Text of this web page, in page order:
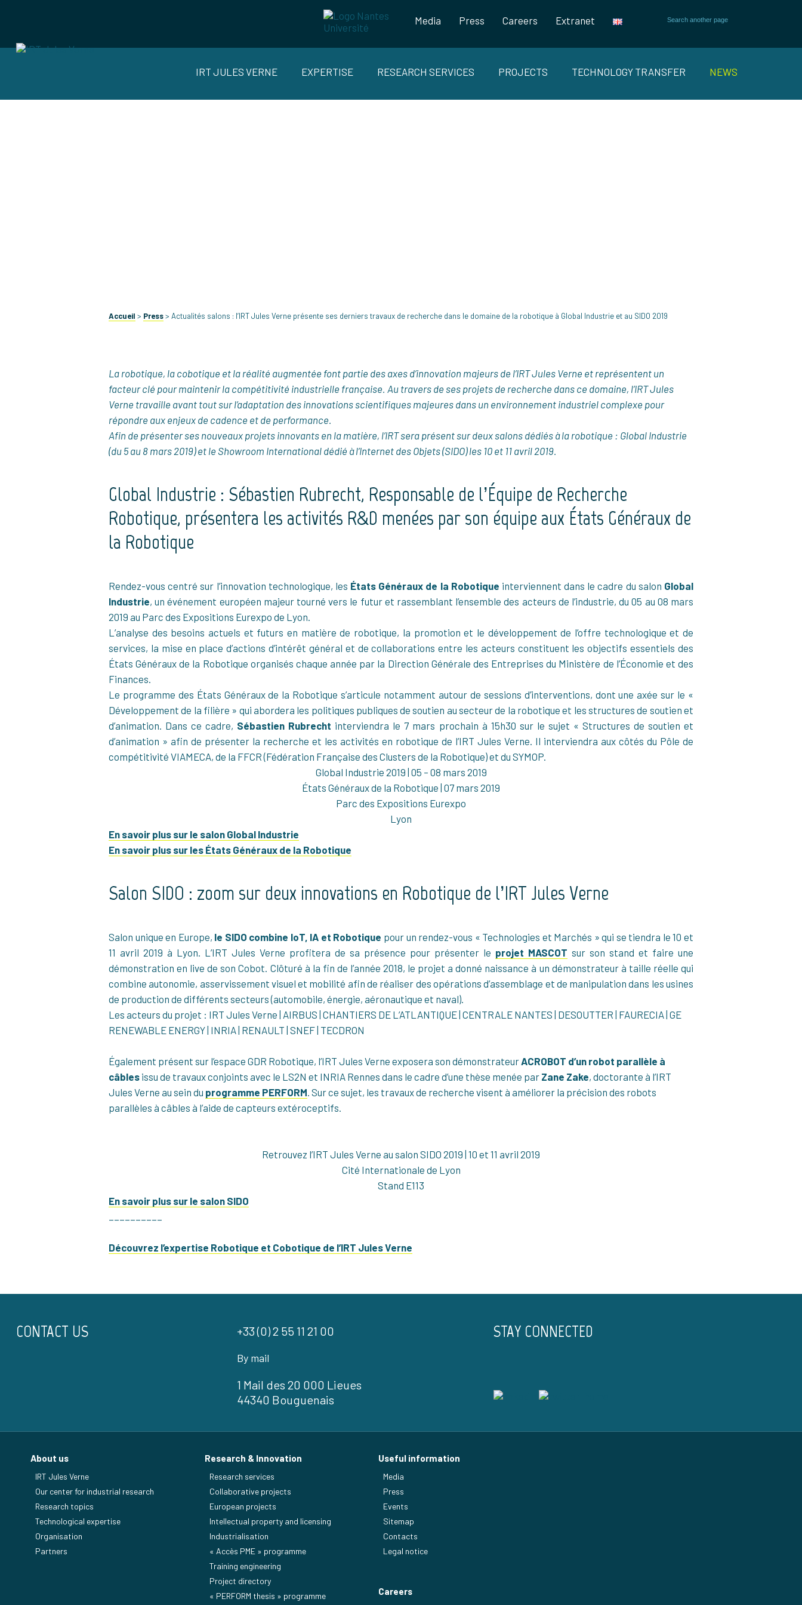
Media Press Careers Extranet
IRT JULES VERNE EXPERTISE RESEARCH SERVICES PROJECTS TECHNOLOGY TRANSFER NEWS
Accueil > Press> Actualités salons : l’IRT Jules Verne présente ses derniers travaux de recherche dans le domaine de la robotique à Global Industrie et au SIDO 2019
La robotique, la cobotique et la réalité augmentée font partie des axes d’innovation majeurs de l’IRT Jules Verne et représentent un
facteur clé pour maintenir la compétitivité industrielle française. Au travers de ses projets de recherche dans ce domaine, l’IRT Jules
Verne travaille avant tout sur l’adaptation des innovations scientifiques majeures dans un environnement industriel complexe pour
répondre aux enjeux de cadence et de performance.
Afin de présenter ses nouveaux projets innovants en la matière, l’IRT sera présent sur deux salons dédiés à la robotique : Global Industrie
(du 5 au 8 mars 2019) et le Showroom International dédié à l’Internet des Objets (SIDO) les 10 et 11 avril 2019.
Global Industrie : Sébastien Rubrecht, Responsable de l’Équipe de Recherche
Robotique, présentera les activités R&D menées par son équipe aux États Généraux de
la Robotique
Rendez-vous centré sur l’innovation technologique, les États Généraux de la Robotique interviennent dans le cadre du salon Global
Industrie, un événement européen majeur tourné vers le futur et rassemblant l’ensemble des acteurs de l’industrie, du 05 au 08 mars
2019 au Parc des Expositions Eurexpo de Lyon.
L’analyse des besoins actuels et futurs en matière de robotique, la promotion et le développement de l’offre technologique et de
services, la mise en place d’actions d’intérêt général et de collaborations entre les acteurs constituent les objectifs essentiels des
États Généraux de la Robotique organisés chaque année par la Direction Générale des Entreprises du Ministère de l’Économie et des
Finances.
Le programme des États Généraux de la Robotique s’articule notamment autour de sessions d’interventions, dont une axée sur le «
Développement de la filière » qui abordera les politiques publiques de soutien au secteur de la robotique et les structures de soutien et
d’animation. Dans ce cadre, Sébastien Rubrecht interviendra le 7 mars prochain à 15h30 sur le sujet « Structures de soutien et
d’animation » afin de présenter la recherche et les activités en robotique de l’IRT Jules Verne. Il interviendra aux côtés du Pôle de
compétitivité VIAMECA, de la FFCR (Fédération Française des Clusters de la Robotique) et du SYMOP.
Global Industrie 2019 | 05 – 08 mars 2019
États Généraux de la Robotique | 07 mars 2019
Parc des Expositions Eurexpo
Lyon
En savoir plus sur le salon Global Industrie
En savoir plus sur les États Généraux de la Robotique
Salon SIDO : zoom sur deux innovations en Robotique de l’IRT Jules Verne
Salon unique en Europe, le SIDO combine IoT, IA et Robotique pour un rendez-vous « Technologies et Marchés » qui se tiendra le 10 et
11 avril 2019 à Lyon. L’IRT Jules Verne profitera de sa présence pour présenter le projet MASCOT sur son stand et faire une
démonstration en live de son Cobot. Clôturé à la fin de l’année 2018, le projet a donné naissance à un démonstrateur à taille réelle qui
combine autonomie, asservissement visuel et mobilité afin de réaliser des opérations d’assemblage et de manipulation dans les usines
de production de différents secteurs (automobile, énergie, aéronautique et naval).
Les acteurs du projet : IRT Jules Verne | AIRBUS | CHANTIERS DE L’ATLANTIQUE | CENTRALE NANTES | DESOUTTER | FAURECIA | GE
RENEWABLE ENERGY | INRIA | RENAULT | SNEF | TECDRON
Également présent sur l’espace GDR Robotique, l’IRT Jules Verne exposera son démonstrateurACROBOT d’un robot parallèle à
câbles issu de travaux conjoints avec le LS2N et INRIA Rennes dans le cadre d’une thèse menée par Zane Zake, doctorante à l’IRT
Jules Verne au sein du programme PERFORM. Sur ce sujet, les travaux de recherche visent à améliorer la précision des robots
parallèles à câbles à l’aide de capteurs extéroceptifs.
Retrouvez l’IRT Jules Verne au salon SIDO 2019 | 10 et 11 avril 2019
Cité Internationale de Lyon
Stand E113
En savoir plus sur le salon SIDO
Découvrez l’expertise Robotique et Cobotique de l’IRT Jules Verne
CONTACT US +33 (0) 2 55 11 21 00
By mail
1 Mail des 20 000 Lieues
44340 Bouguenais
STAY CONNECTED
About us
IRT Jules Verne
Our center for industrial research
Research topics
Technological expertise
Organisation
Partners
Research & Innovation
Research services
Collaborative projects
European projects
Intellectual property and licensing
Industrialisation
« Accès PME » programme
Training engineering
Project directory
« PERFORM thesis » programme
Useful information
Media
Press
Events
Sitemap
Contacts
Legal notice
Careers